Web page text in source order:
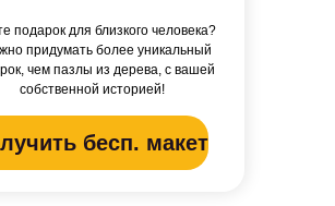
подарок для близкого человека?
придумать более уникальный
чем пазлы из дерева, с вашей
собственной историей!
бесп. макет